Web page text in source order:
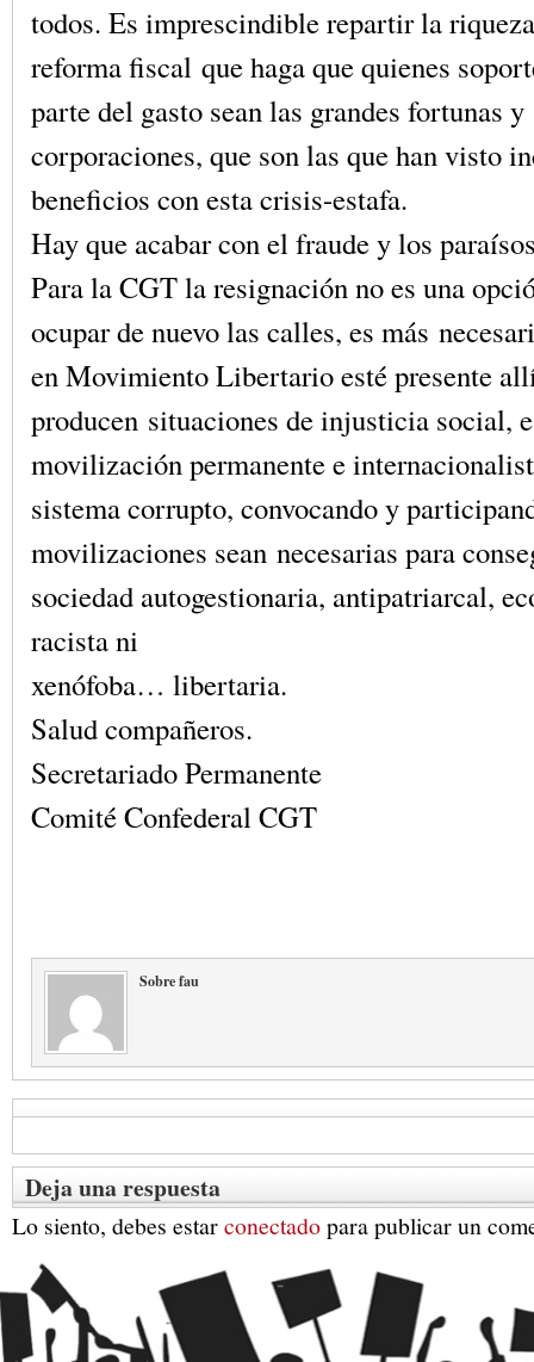
todos. Es imprescindible repartir la
reforma fiscal que haga que quienes
parte del gasto sean las grandes fortunas y
corporaciones, que son las que han visto
beneficios con esta crisis-estafa.
Hay que acabar con el fraude y los
Para la CGT la resignación no es una
ocupar de nuevo las calles, es más
en Movimiento Libertario esté presente
producen situaciones de injusticia social,
movilización permanente e
sistema corrupto, convocando y
movilizaciones sean necesarias para
sociedad autogestionaria, antipatriarcal,
racista ni
xenófoba… libertaria.
Salud compañeros.
Secretariado Permanente
Comité Confederal CGT
Sobre fau
Deja una respuesta
Lo siento, debes estarconectadopara publicar un